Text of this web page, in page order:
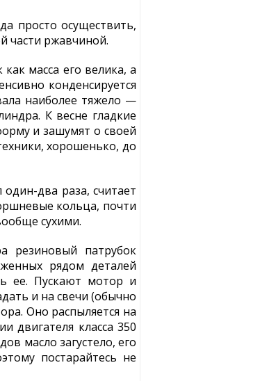
просто осуществить,
части ржавчиной.
масса его велика, а
конденсируется
наиболее тяжело —
К весне гладкие
и зашумят о своей
хорошенько, до
два раза, считает
кольца, почти
сухими.
резиновый патрубок
рядом деталей
ее. Пускают мотор и
и на свечи (обычно
Оно распыляется на
двигателя класса 350
масло загустело, его
постарайтесь не